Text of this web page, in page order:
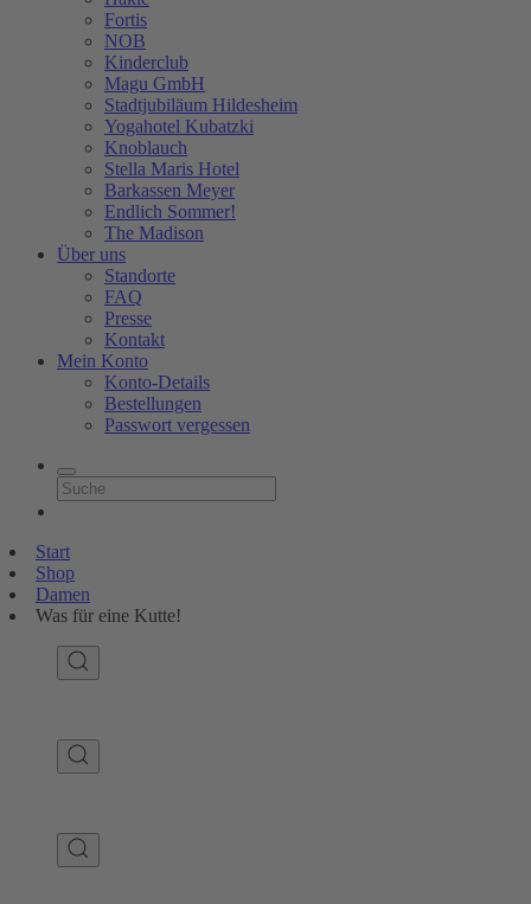
Fortis
NOB
Kinderclub
Magu GmbH
Stadtjubiläum Hildesheim
Yogahotel Kubatzki
Knoblauch
Stella Maris Hotel
Barkassen Meyer
Endlich Sommer!
The Madison
Über uns
Standorte
FAQ
Presse
Kontakt
Mein Konto
Konto-Details
Bestellungen
Passwort vergessen
Start
Shop
Damen
Was für eine Kutte!